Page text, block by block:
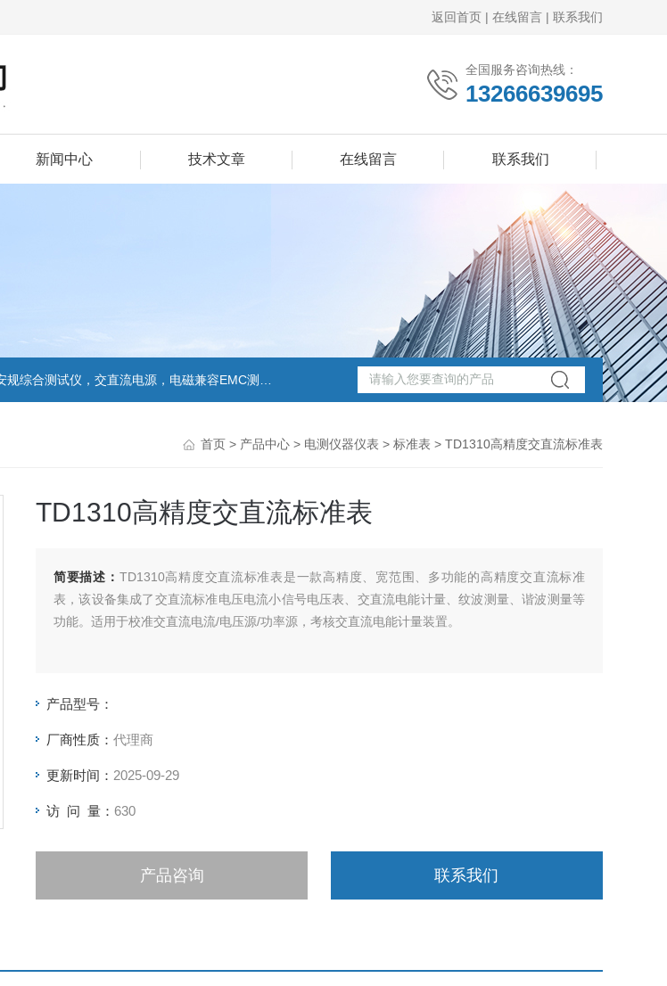
返回首页 | 在线留言 | 联系我们
全国服务咨询热线：
13266639695
新闻中心 技术文章 在线留言 联系我们
直流电源，电磁兼容EMC测试和EMC整改的解决方案，
首页 > 产品中心 > 电测仪器仪表 > 标准表 > TD1310高精度交直流标准表
TD1310高精度交直流标准表
简要描述： TD1310高精度交直流标准表是一款高精度、宽范围、多功能的高精度交直流标准
表，该设备集成了交直流标准电压电流小信号电压表、交直流电能计量、纹波测量、谐波测量等
功能。适用于校准交直流电流/电压源/功率源，考核交直流电能计量装置。
产品型号：
厂商性质： 代理商
更新时间： 2025-09-29
访 问 量： 630
产品咨询 联系我们